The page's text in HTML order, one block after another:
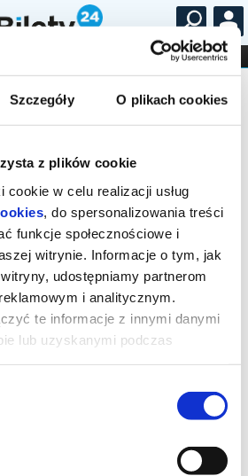
Szczegóły O plikach cookies
z plików cookie
w celu realizacji usług
, do spersonalizowania treści
funkcje społecznościowe i
witrynie. Informacje o tym, jak
udostępniamy partnerom
i analitycznym.
te informacje z innymi danymi
lub uzyskanymi podczas
TEATR ...
KABARET I